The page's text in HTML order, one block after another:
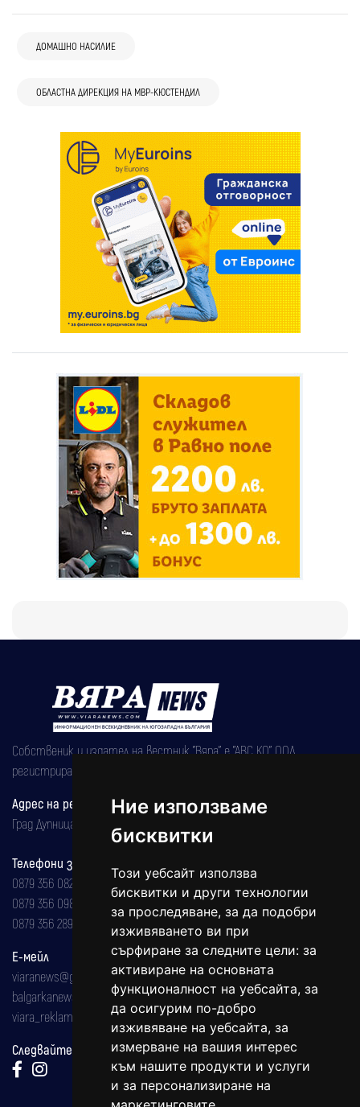
Ние използваме
бисквитки
Този уебсайт използва
бисквитки и други технологии
за проследяване, за да подобри
изживяването ви при
сърфиране за следните цели: за
активиране на основната
функционалност на уебсайта, за
да осигурим по-добро
изживяване на уебсайта, за
измерване на вашия интерес
към нашите продукти и услуги
и за персонализиране на
ДОМАШНО НАСИЛИЕ
ОБЛАСТНА ДИРЕКЦИЯ НА МВР-КЮСТЕНДИЛ
Собственик и издател на вестник "Вяра" е "АВС КО" ООД,
регистрирана на 08.05.2002 година.
Адрес на редакцията
Град Дупница, ул.''Христо Ботев" 43
Телефони за реклама и абонаменти
0879 356 082
0879 356 098
0879 356 289
Е-мейл
viaranews@gmail.com
balgarkanews@gmail.com
viara_reklama@mail.bg
Следвайте ни: